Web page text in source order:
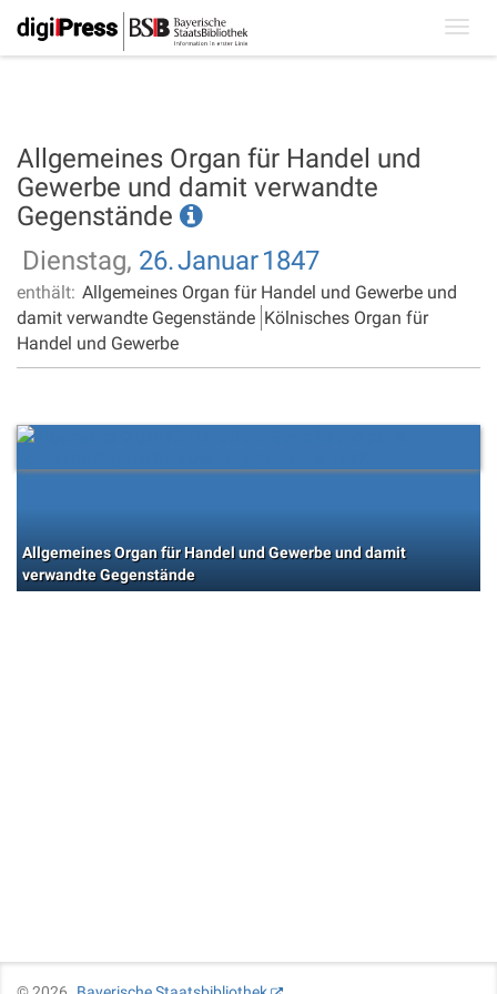
Allgemeines Organ für Handel und
Gewerbe und damit verwandte
Gegenstände
Dienstag, 26.Januar1847
enthält: Allgemeines Organ für Handel und Gewerbe und
damit verwandte Gegenstände Kölnisches Organ für
Handel und Gewerbe
Allgemeines Organ für Handel und Gewerbe und damit
verwandte Gegenstände